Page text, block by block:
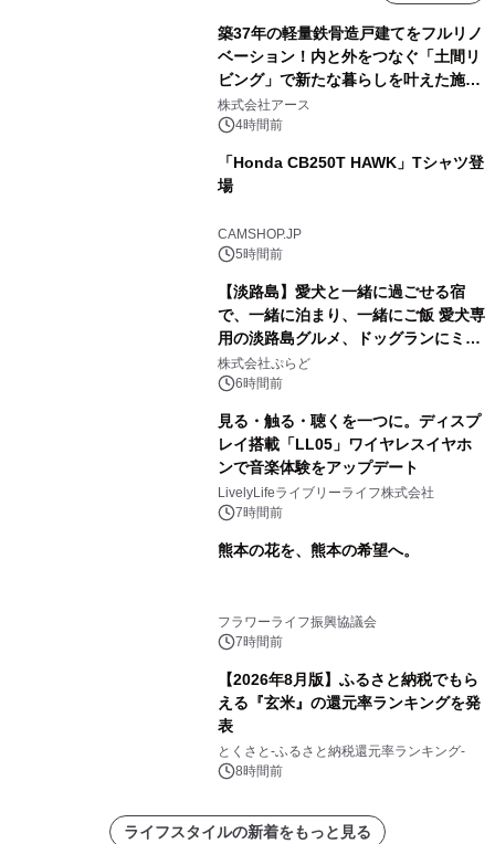
築37年の軽量鉄骨造戸建てをフルリノ
ベーション！内と外をつなぐ「土間リ
ビング」で新たな暮らしを叶えた施工
事例を株式会社アースが公開
株式会社アース
4時間前
「Honda CB250T HAWK」Tシャツ登
場
CAMSHOP.JP
5時間前
【淡路島】愛犬と一緒に過ごせる宿
で、一緒に泊まり、一緒にご飯 愛犬専
用の淡路島グルメ、ドッグランにミニ
プール グランピングとトレーラーハウ
スの2施設で
株式会社ぷらど
6時間前
見る・触る・聴くを一つに。ディスプ
レイ搭載「LL05」ワイヤレスイヤホ
ンで音楽体験をアップデート
LivelyLifeライブリーライフ株式会社
7時間前
熊本の花を、熊本の希望へ。
フラワーライフ振興協議会
7時間前
【2026年8月版】ふるさと納税でもら
える『玄米』の還元率ランキングを発
表
とくさと-ふるさと納税還元率ランキング-
8時間前
ライフスタイルの新着をもっと見る